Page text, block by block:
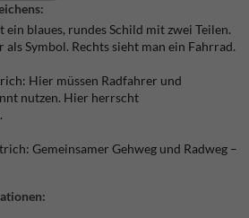
ein blaues, rundes Schild mit zwei Teilen.
als Symbol. Rechts sieht man ein Fahrrad.
Hier müssen Radfahrer und
nutzen. Hier herrscht
Gemeinsamer Gehweg und Radweg –